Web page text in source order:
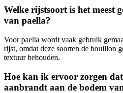
Welke rijstsoort is het meest
van paella?
Voor paella wordt vaak gebruik
rijst, omdat deze soorten de bouillon
textuur behouden.
Hoe kan ik ervoor zorgen
aanbrandt aan de bodem